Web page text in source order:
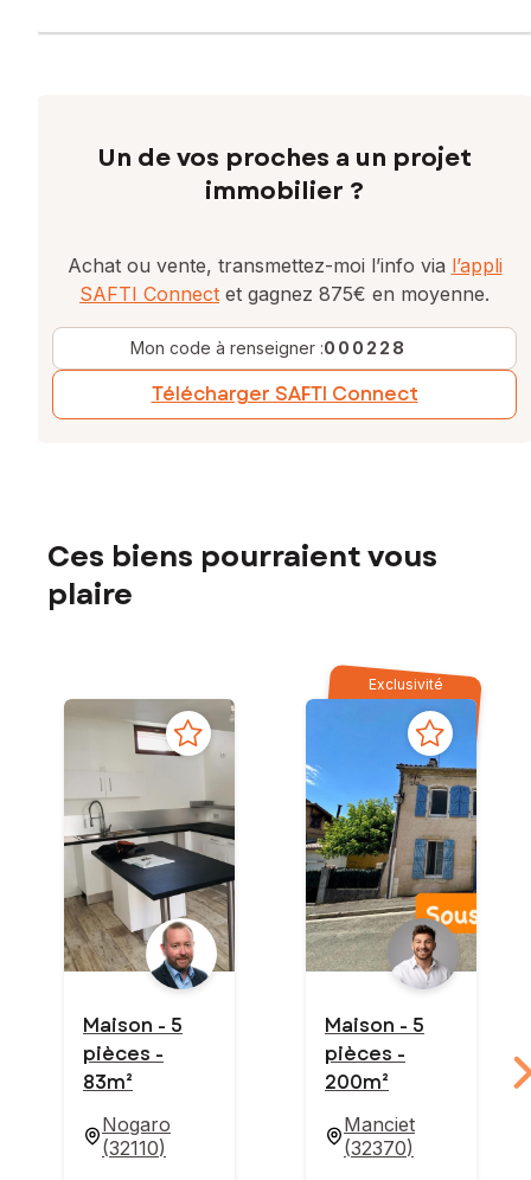
Un de vos proches a un projet
immobilier ?
Achat ou vente, transmettez-moi l’info via l’appli
SAFTI Connect et gagnez 875€ en moyenne.
Mon code à renseigner :000228
Télécharger SAFTI Connect
Ces biens pourraient vous
plaire
Maison - 5
pièces -
83m²
Nogaro
(32110)
Exclusivité
Maison - 5
pièces -
200m²
Manciet
(32370)